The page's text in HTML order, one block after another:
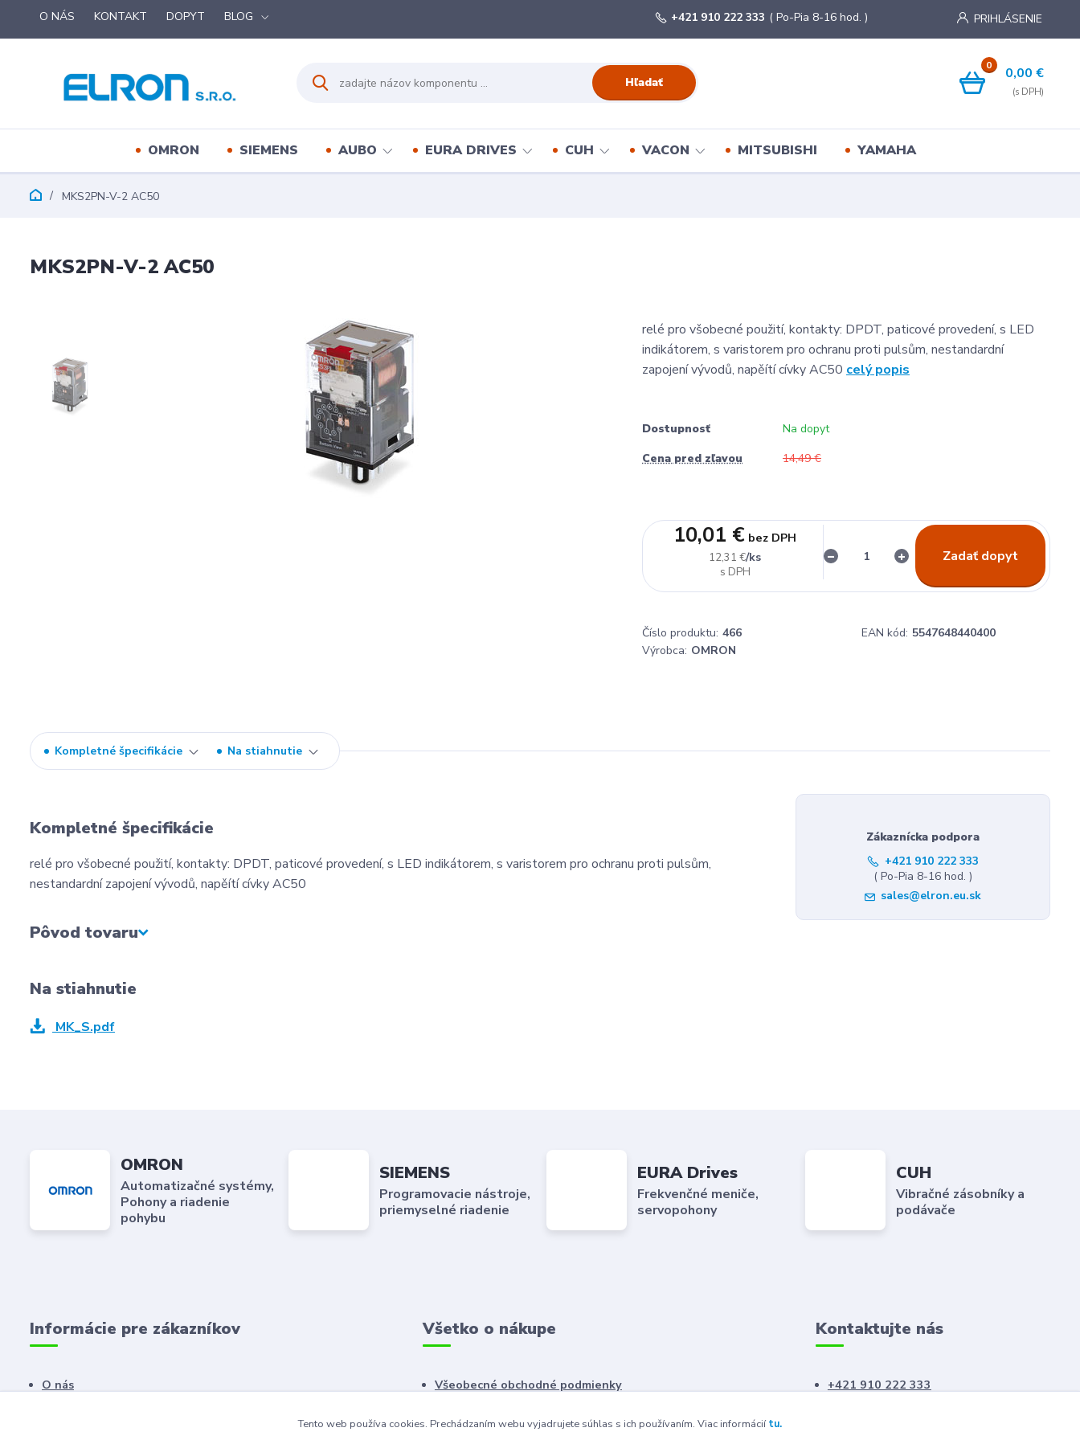
O NÁS KONTAKT DOPYT BLOG PRIHLÁSENIE
Hľadať
+421 910 222 333 ( Po-Pia 8-16 hod. )
0 0,00 €
OMRON SIEMENS AUBO EURA DRIVES CUH VACON MITSUBISHI YAMAHA
MKS2PN-V-2 AC50
MKS2PN-V-2 AC50
relé pro všobecné použití, kontakty: DPDT, paticové provedení, s LED
indikátorem, s varistorem pro ochranu proti pulsům, nestandardní
zapojení vývodů, napěítí cívky AC50 celý popis
Dostupnosť
Na dopyt
Cena pred zľavou
14,49 €
12,31 €/ks
10,01 € bez DPH
Zadať dopyt
Číslo produktu: 466 EAN kód: 5547648440400
Výrobca: OMRON
Kompletné špecifikácie Na stiahnutie
Kompletné špecifikácie
relé pro všobecné použití, kontakty: DPDT, paticové provedení, s LED indikátorem, s varistorem pro ochranu proti pulsům,
nestandardní zapojení vývodů, napěítí cívky AC50
Pôvod tovaru
Zákaznícka podpora
+421 910 222 333
( Po-Pia 8-16 hod. )
sales@elron.eu.sk
Na stiahnutie
MK_S.pdf
OMRON
Automatizačné systémy,
Pohony a riadenie
pohybu
SIEMENS
Programovacie nástroje,
priemyselné riadenie
EURA Drives
Frekvenčné meniče,
servopohony
CUH
Vibračné zásobníky a
podávače
Informácie pre zákazníkov
O nás
Všetko o nákupe
Všeobecné obchodné podmienky
Kontaktujte nás
+421 910 222 333
Tento web používa cookies. Prechádzaním webu vyjadrujete súhlas s ich používaním. Viac informáciítu.